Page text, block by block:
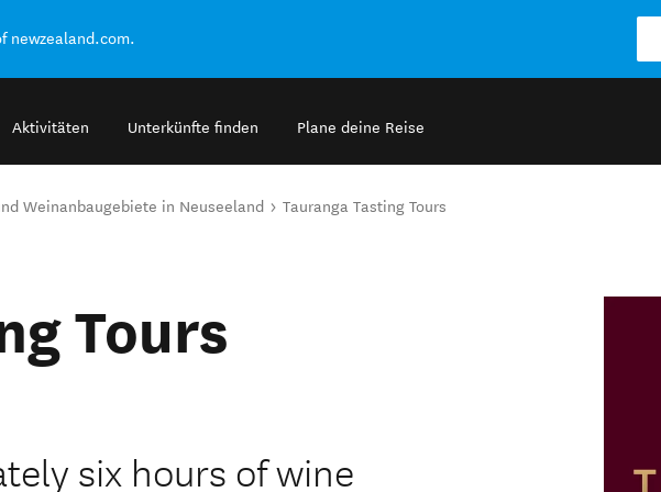
newzealand.com.
Aktivitäten Unterkünfte finden Plane deine Reise
Weinanbaugebiete in Neuseeland Tauranga Tasting Tours
Tours
six hours of wine